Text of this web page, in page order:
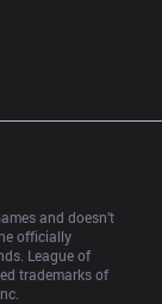
and doesn’t
officially
League of
trademarks of